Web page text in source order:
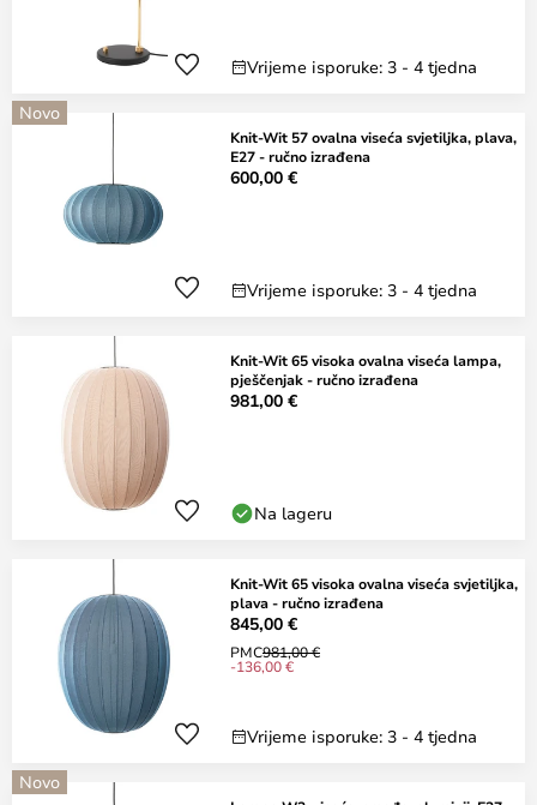
Vrijeme isporuke: 3 - 4 tjedna
Novo
Knit-Wit 57 ovalna viseća svjetiljka, plava,
E27 - ručno izrađena
600,00 €
Vrijeme isporuke: 3 - 4 tjedna
Knit-Wit 65 visoka ovalna viseća lampa,
pješčenjak - ručno izrađena
981,00 €
Na lageru
Knit-Wit 65 visoka ovalna viseća svjetiljka,
plava - ručno izrađena
845,00 €
PMC981,00 €
-136,00 €
Vrijeme isporuke: 3 - 4 tjedna
Novo